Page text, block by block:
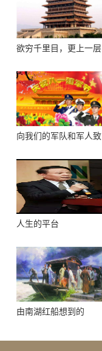
欲穷千里目，更上一层
向我们的军队和军人致
人生的平台
由南湖红船想到的